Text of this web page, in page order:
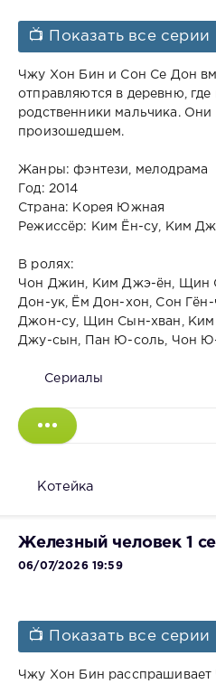
📺 Показать все серии
Чжу Хон Бин и Сон Се Дон
отправляются в деревню,
родственники мальчика.
произошедшем.
Жанры: фэнтези, мелодрама
Год: 2014
Страна: Корея Южная
Режиссёр: Ким Ён-су, Ким
В ролях:
Чон Джин, Ким Джэ-ён, Щин
Дон-ук, Ём Дон-хон, Сон
Джон-су, Щин Сын-хван,
Джу-сын, Пан Ю-соль, Чон
Сериалы
Котейка
Железный человек 1
06/07/2026 19:59
📺 Показать все серии
Чжу Хон Бин расспрашивает